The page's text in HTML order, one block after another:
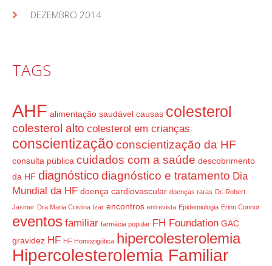
DEZEMBRO 2014
TAGS
AHF alimentação saudável causas colesterol
colesterol alto colesterol em crianças
conscientização conscientização da HF
consulta pública cuidados com a saúde descobrimento
da HF diagnósticodiagnóstico e tratamento Dia
Mundial da HF doença cardiovascular doenças raras Dr. Robert
Jasmer Dra Maria Cristina Izar encontros entrevista Epidemiologia Erinn Connor
eventos familiar farmácia popular FH Foundation GAC
gravidez HF HF Homozigótica hipercolesterolemia
Hipercolesterolemia Familiar